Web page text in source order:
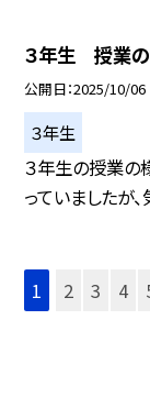
３年生 授業
公開日 2025/10/06
３年生
３年生の授業の
っていましたが
1 2 3 4